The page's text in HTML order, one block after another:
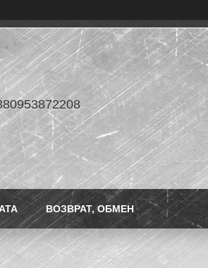
ВОЗВРАТ, ОБМЕН